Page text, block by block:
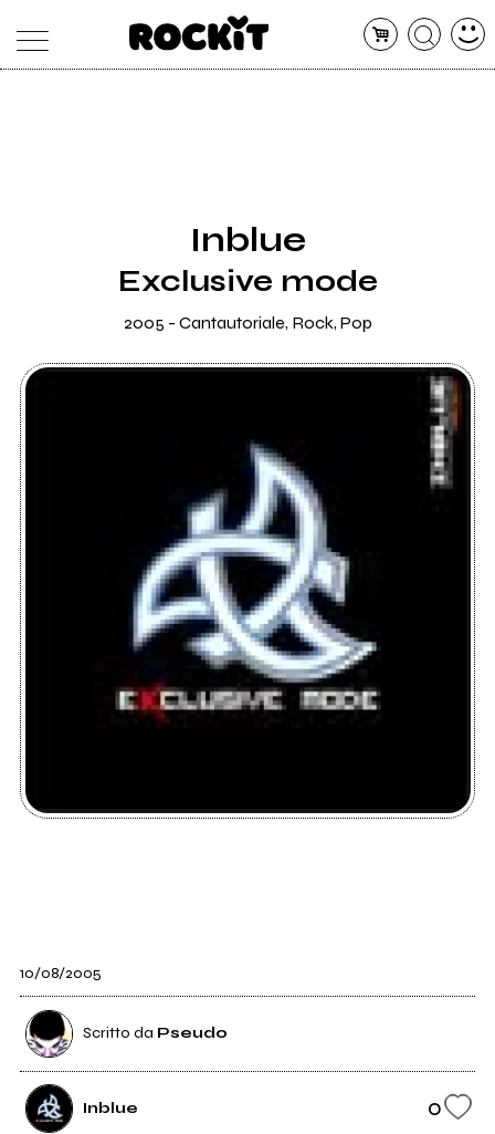
RADIO
Inblue
Exclusive mode
2005 - Cantautoriale, Rock, Pop
10/08/2005
Scritto da Pseudo
Inblue 0